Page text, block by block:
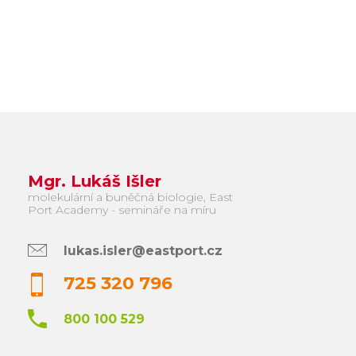
Mgr. Lukáš Išler
molekulární a buněčná biologie, East
Port Academy - semináře na míru
lukas.isler@eastport.cz
725 320 796
800 100 529